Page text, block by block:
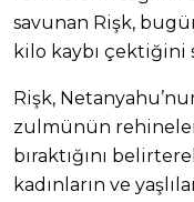
savunan Rişk,
kilo kaybı çektiğini
Rişk,
zulmünün
bıraktığını
kadınların ve